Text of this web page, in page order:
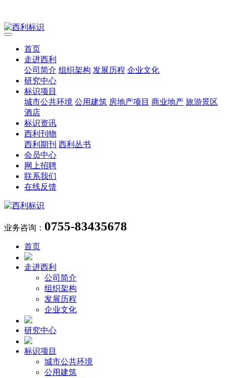
首页
走进西利
公司简介 组织架构 发展历程 企业文化
研究中心
标识项目
城市公共环境 公用建筑 房地产项目 商业地产 旅游景区
酒店
标识资讯
西利刊物
西利期刊 西利丛书
会员中心
网上招聘
联系我们
在线反馈
业务咨询： 0755-83435678
首页
走进西利
公司简介
组织架构
发展历程
企业文化
研究中心
标识项目
城市公共环境
公用建筑